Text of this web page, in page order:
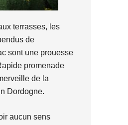
terrasses, les
de
sont une prouesse
promenade
de la
Dordogne.
aucun sens